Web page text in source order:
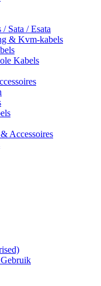
Sata / Esata
& Kvm-kabels
Kabels
Accessoires